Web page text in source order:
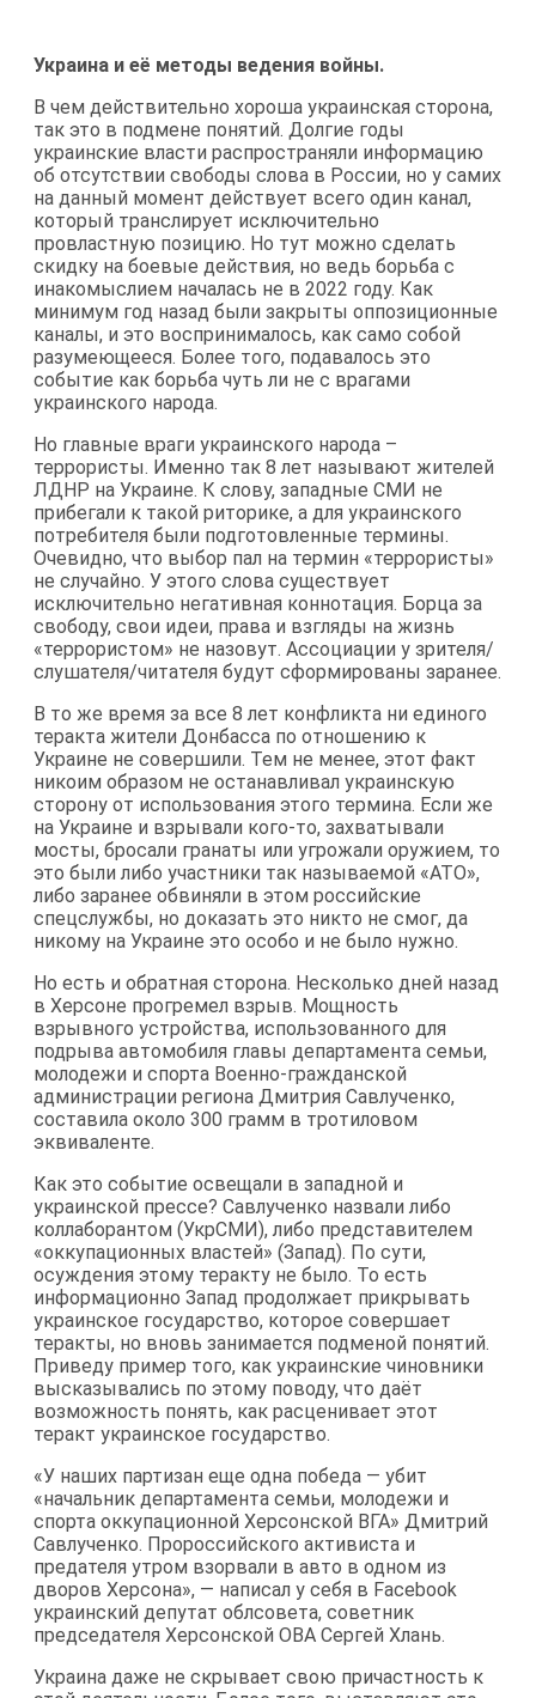
Украина и её методы ведения войны.
В чем действительно хороша украинская сторона,
так это в подмене понятий. Долгие годы
украинские власти распространяли информацию
об отсутствии свободы слова в России, но у самих
на данный момент действует всего один канал,
который транслирует исключительно
провластную позицию. Но тут можно сделать
скидку на боевые действия, но ведь борьба с
инакомыслием началась не в 2022 году. Как
минимум год назад были закрыты оппозиционные
каналы, и это воспринималось, как само собой
разумеющееся. Более того, подавалось это
событие как борьба чуть ли не с врагами
украинского народа.
Но главные враги украинского народа –
террористы. Именно так 8 лет называют жителей
ЛДНР на Украине. К слову, западные СМИ не
прибегали к такой риторике, а для украинского
потребителя были подготовленные термины.
Очевидно, что выбор пал на термин «террористы»
не случайно. У этого слова существует
исключительно негативная коннотация. Борца за
свободу, свои идеи, права и взгляды на жизнь
«террористом» не назовут. Ассоциации у зрителя/
слушателя/читателя будут сформированы заранее.
В то же время за все 8 лет конфликта ни единого
теракта жители Донбасса по отношению к
Украине не совершили. Тем не менее, этот факт
никоим образом не останавливал украинскую
сторону от использования этого термина. Если же
на Украине и взрывали кого-то, захватывали
мосты, бросали гранаты или угрожали оружием, то
это были либо участники так называемой «АТО»,
либо заранее обвиняли в этом российские
спецслужбы, но доказать это никто не смог, да
никому на Украине это особо и не было нужно.
Но есть и обратная сторона. Несколько дней назад
в Херсоне прогремел взрыв. Мощность
взрывного устройства, использованного для
подрыва автомобиля главы департамента семьи,
молодежи и спорта Военно-гражданской
администрации региона Дмитрия Савлученко,
составила около 300 грамм в тротиловом
эквиваленте.
Как это событие освещали в западной и
украинской прессе? Савлученко назвали либо
коллаборантом (УкрСМИ), либо представителем
«оккупационных властей» (Запад). По сути,
осуждения этому теракту не было. То есть
информационно Запад продолжает прикрывать
украинское государство, которое совершает
теракты, но вновь занимается подменой понятий.
Приведу пример того, как украинские чиновники
высказывались по этому поводу, что даёт
возможность понять, как расценивает этот
теракт украинское государство.
«У наших партизан еще одна победа — убит
«начальник департамента семьи, молодежи и
спорта оккупационной Херсонской ВГА» Дмитрий
Савлученко. Пророссийского активиста и
предателя утром взорвали в авто в одном из
дворов Херсона», — написал у себя в Facebook
украинский депутат облсовета, советник
председателя Херсонской ОВА Сергей Хлань.
Украина даже не скрывает свою причастность к